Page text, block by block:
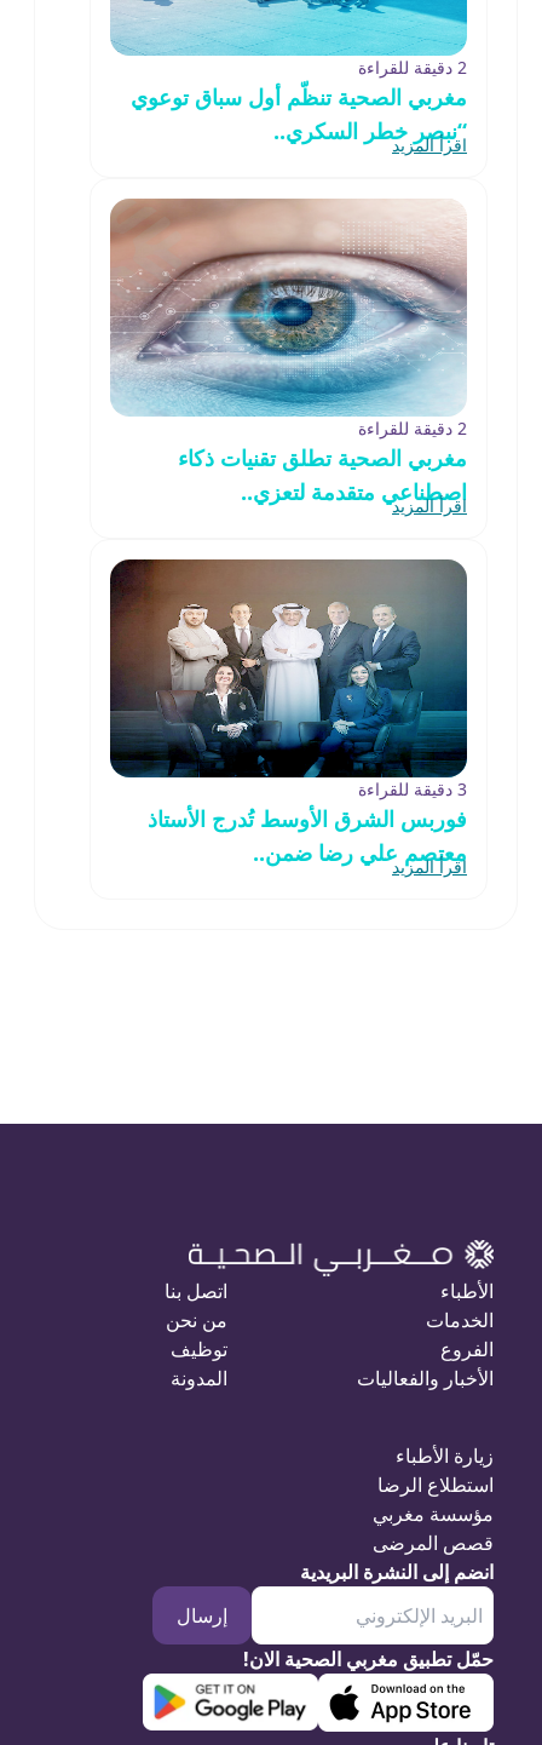
2 دقيقة للقراءة
مغربي الصحية تنظّم أول سباق توعوي
“نبصر خطر السكري..
اقرأ المزيد
2 دقيقة للقراءة
مغربي الصحية تطلق تقنيات ذكاء
اصطناعي متقدمة لتعزي..
اقرأ المزيد
3 دقيقة للقراءة
فوربس الشرق الأوسط تُدرج الأستاذ
معتصم علي رضا ضمن..
اقرأ المزيد
الأطباء
الخدمات
الفروع
الأخبار والفعاليات
اتصل بنا
من نحن
توظيف
المدونة
زيارة الأطباء
استطلاع الرضا
مؤسسة مغربي
قصص المرضى
انضم إلى النشرة البريدية
إرسال
حمّل تطبيق مغربي الصحية الان!